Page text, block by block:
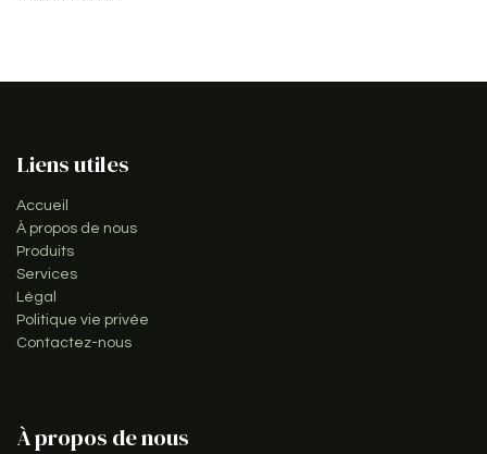
Liens utiles
Accueil
À propos de nous
Produits
Services
Légal
Politique vie privée
Contactez-nous
À propos de nous